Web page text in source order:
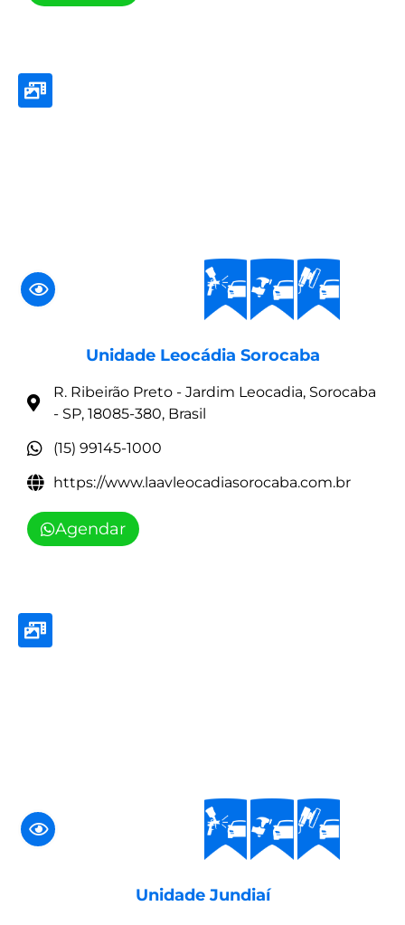
Unidade Leocádia Sorocaba
R. Ribeirão Preto - Jardim Leocadia, Sorocaba
- SP, 18085-380, Brasil
(15) 99145-1000
https://www.laavleocadiasorocaba.com.br
Agendar
Unidade Jundiaí